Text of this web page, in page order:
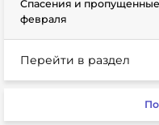
Спасения и
февраля
Перейти в раздел